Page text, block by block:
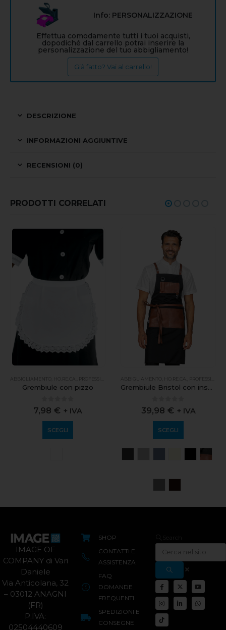
Info: PERSONALIZZAZIONE
Effettua comodamente tutti i tuoi acquisti,
dopodiché dal carrello potrai inserire la
personalizzazione del tuo abbigliamento!
Già fatto? Vai al carrello!
DESCRIZIONE
INFORMAZIONI AGGIUNTIVE
RECENSIONI (0)
PRODOTTI CORRELATI
ABBIGLIAMENTO HO.RE.CA. PROFESSIONALE
Grembiule con pizzo
0 out of 5
7,98 € + IVA
SCEGLI
ABBIGLIAMENTO HO.RE.CA. PROFESSIONALE
Grembiule Bristol con inserti e lacci in pelle
0out of 5
39,98 € + IVA
SCEGLI
IMAGE OF
COMPANY di Vari
Daniele
Via Anticolana, 32
– 03012 ANAGNI
(FR)
P.IVA:
02504440609
SHOP
CONTATTI E
ASSISTENZA
FAQ
DOMANDE
FREQUENTI
SPEDIZIONI E
CONSEGNE